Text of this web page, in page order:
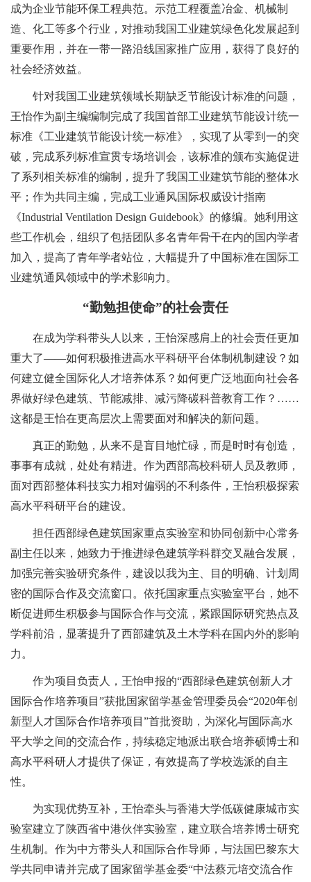
成为企业节能环保工程典范。示范工程覆盖冶金、机械制
造、化工等多个行业，对推动我国工业建筑绿色化发展起到
重要作用，并在一带一路沿线国家推广应用，获得了良好的
社会经济效益。
针对我国工业建筑领域长期缺乏节能设计标准的问题，
王怡作为副主编编制完成了我国首部工业建筑节能设计统一
标准《工业建筑节能设计统一标准》，实现了从零到一的突
破，完成系列标准宣贯专场培训会，该标准的颁布实施促进
了系列相关标准的编制，提升了我国工业建筑节能的整体水
平；作为共同主编，完成工业通风国际权威设计指南
《Industrial Ventilation Design Guidebook》的修编。她利用这
些工作机会，组织了包括团队多名青年骨干在内的国内学者
加入，提高了青年学者站位，大幅提升了中国标准在国际工
业建筑通风领域中的学术影响力。
“勤勉担使命”的社会责任
在成为学科带头人以来，王怡深感肩上的社会责任更加
重大了——如何积极推进高水平科研平台体制机制建设？如
何建立健全国际化人才培养体系？如何更广泛地面向社会各
界做好绿色建筑、节能减排、减污降碳科普教育工作？ ……
这都是王怡在更高层次上需要面对和解决的新问题。
真正的勤勉，从来不是盲目地忙碌，而是时时有创造，
事事有成就，处处有精进。 作为西部高校科研人员及教师，
面对西部整体科技实力相对偏弱的不利条件，王怡积极探索
高水平科研平台的建设。
担任西部绿色建筑国家重点实验室和协同创新中心常务
副主任以来，她致力于推进绿色建筑学科群交叉融合发展，
加强完善实验研究条件，建设以我为主、目的明确、计划周
密的国际合作及交流窗口。 依托国家重点实验室平台，她不
断促进师生积极参与国际合作与交流，紧跟国际研究热点及
学科前沿，显著提升了西部建筑及土木学科在国内外的影响
力。
作为项目负责人，王怡申报的“西部绿色建筑创新人才
国际合作培养项目 ”获批国家留学基金管理委员会“2020年创
新型人才国际合作培养项目 ”首批资助，为深化与国际高水
平大学之间的交流合作，持续稳定地派出联合培养硕博士和
高水平科研人才提供了保证，有效提高了学校选派的自主
性。
为实现优势互补，王怡牵头与香港大学低碳健康城市实
验室建立了陕西省中港伙伴实验室，建立联合培养博士研究
生机制。作为中方带头人和国际合作导师，与法国巴黎东大
学共同申请并完成了国家留学基金委“中法蔡元培交流合作